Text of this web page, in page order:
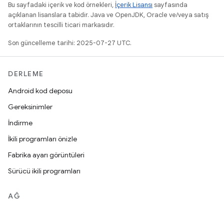
Bu sayfadaki içerik ve kod örnekleri, İçerik Lisansı sayfasında
açıklanan lisanslara tabidir. Java ve OpenJDK, Oracle ve/veya satış
ortaklarının tescilli ticari markasıdır.
Son güncelleme tarihi: 2025-07-27 UTC.
DERLEME
Android kod deposu
Gereksinimler
İndirme
İkili programları önizle
Fabrika ayarı görüntüleri
Sürücü ikili programları
AĞ